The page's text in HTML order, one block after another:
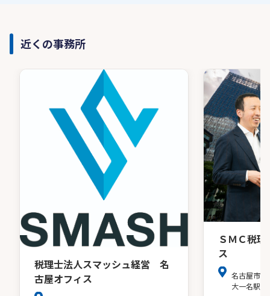
近くの事務所
税理士法人スマッシュ経営 名
古屋オフィス
ＳＭＣ税
ス
名古屋市中
大一名駅ビ